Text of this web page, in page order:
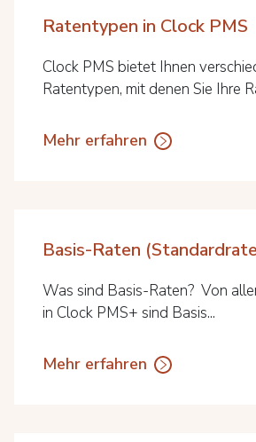
Ratentypen in Clock PMS
Clock PMS bietet Ihnen
Ratentypen, mit denen Sie Ihre
Mehr erfahren
Basis-Raten
Was sind Basis-Raten? Von
in Clock PMS+ sind Basis...
Mehr erfahren